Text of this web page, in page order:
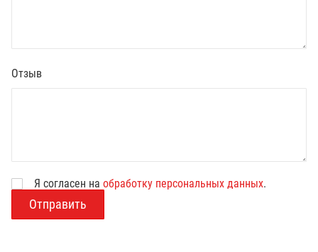
Отзыв
з
Я согласен на обработку персональных данных.